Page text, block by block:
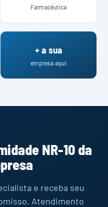
Farmacêutica
+ a sua
empresa aqui
NR-10 da
e receba seu
Atendimento